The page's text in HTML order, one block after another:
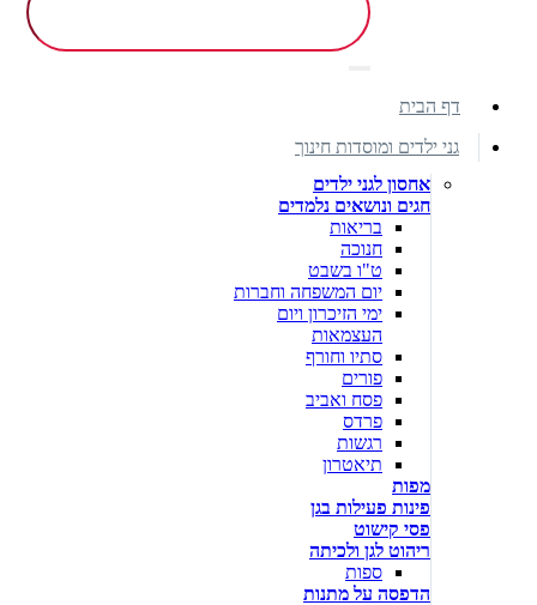
דף הבית
גני ילדים ומוסדות חינוך
אחסון לגני ילדים
חגים ונושאים נלמדים
בריאות
חנוכה
ט"ו בשבט
יום המשפחה וחברות
ימי הזיכרון ויום
העצמאות
סתיו וחורף
פורים
פסח ואביב
פרדס
רגשות
תיאטרון
מפות
פינות פעילות בגן
פסי קישוט
ריהוט לגן ולכיתה
ספות
הדפסה על מתנות